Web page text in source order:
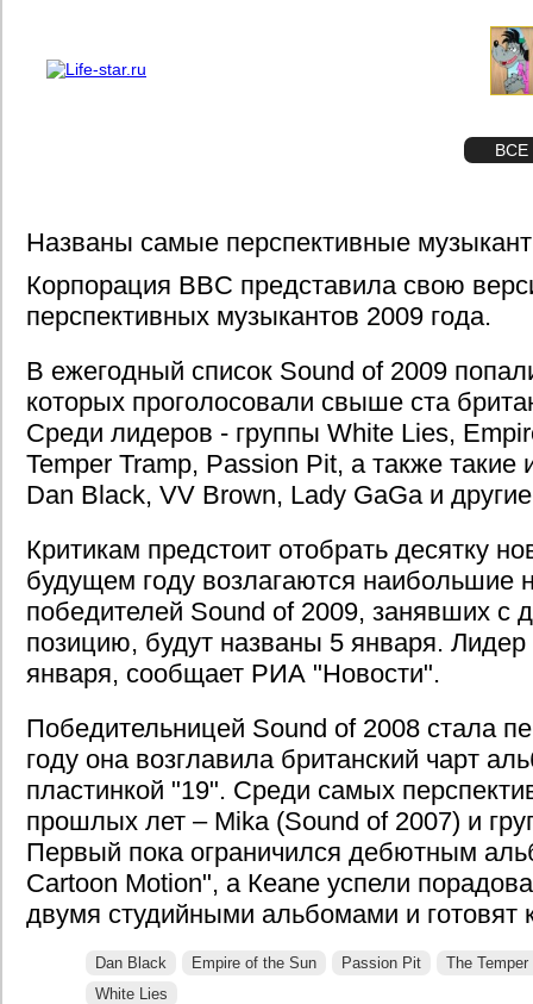
ВСЕ
Названы самые перспективные
Корпорация BBC представила свою
перспективных музыкантов 2009 года.
В ежегодный список Sound of 2009
которых проголосовали свыше ста
Среди лидеров - группы White Lies,
Temper Tramp, Passion Pit, а также такие
Dan Black, VV Brown, Lady GaGa и
Критикам предстоит отобрать десятку
будущем году возлагаются
победителей Sound of 2009, занявших с
позицию, будут названы 5 января. Лидер
января, сообщает РИА "Новости".
Победительницей Sound of 2008 стала
году она возглавила британский чарт
пластинкой "19". Среди самых
прошлых лет – Mika (Sound of 2007) и
Первый пока ограничился дебютным
Cartoon Motion", а Кeane успели
двумя студийными альбомами и готовят
Dan Black Empire of the Sun Passion Pit
The Temper
White Lies